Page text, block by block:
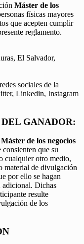
Máster de los
físicas mayores
que acepten cumplir
reglamento.
El Salvador,
sociales de la
Linkedin, Instagram
GANADOR:
Máster de los negocios
consienten que su
cualquier otro medio,
material de divulgación
por ello se hagan
adicional. Dichas
resulte
de los